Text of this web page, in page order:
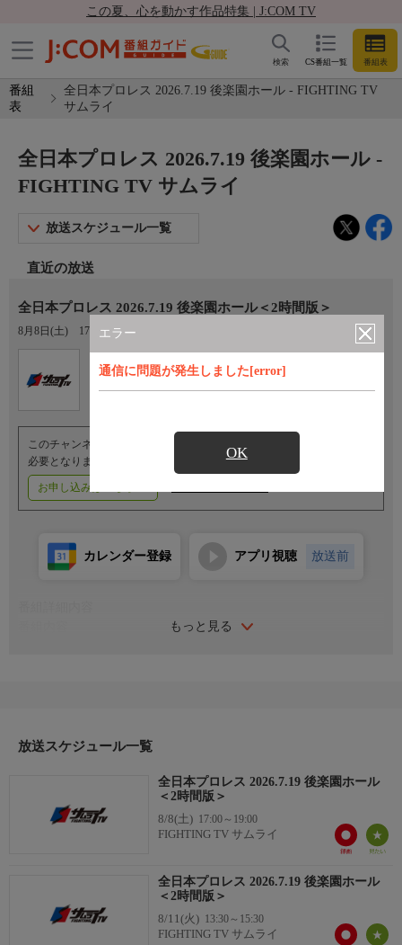
この夏、心を動かす作品特集 | J:COM TV
CS番組一覧 番組表
検索
番組
表
全日本プロレス 2026.7.19 後楽園ホール - FIGHTING TV
サムライ
エラー
通信に問題が発生しました[error]
OK
全日本プロレス 2026.7.19 後楽園ホール -
FIGHTING TV サムライ
放送スケジュール一覧
直近の放送
全日本プロレス 2026.7.19 後楽園ホール＜2時間版＞
8月8日(土) 17:00〜19:00
FIGHTING TV サムライ
このチャンネルのご視聴には、オプションチャンネル(有料)のご契約が
必要となります。
お申し込みはこちら
もっと見る
カレンダー登録 アプリ視聴 放送前
●宮原健斗＆羆嵐×綾部蓮＆本田竜輝
●田村男児＆大森北斗＆立花誠吾＆レオン・デ・オロ×“ミスター
斉藤”土井成樹＆MUSASHI＆吉岡世起＆青木優也
●芦野祥太郎×矢野安崇
放送スケジュール一覧
全日本プロレス 2026.7.19 後楽園ホール
＜2時間版＞
8/8(土) 17:00～19:00
FIGHTING TV サムライ
全日本プロレス 2026.7.19 後楽園ホール
＜2時間版＞
8/11(火) 13:30～15:30
FIGHTING TV サムライ